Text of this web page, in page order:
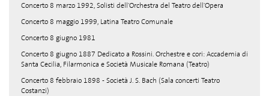
Concerto 8 marzo 1992, Solisti dell'Orchestra del Teatro dell'Opera
Concerto 8 maggio 1999, Latina Teatro Comunale
Concerto 8 giugno 1981
Concerto 8 giugno 1887 Dedicato a Rossini. Orchestre e cori: Accademia di
Santa Cecilia, Filarmonica e Società Musicale Romana (Teatro)
Concerto 8 febbraio 1898 - Società J. S. Bach (Sala concerti Teatro
Costanzi)